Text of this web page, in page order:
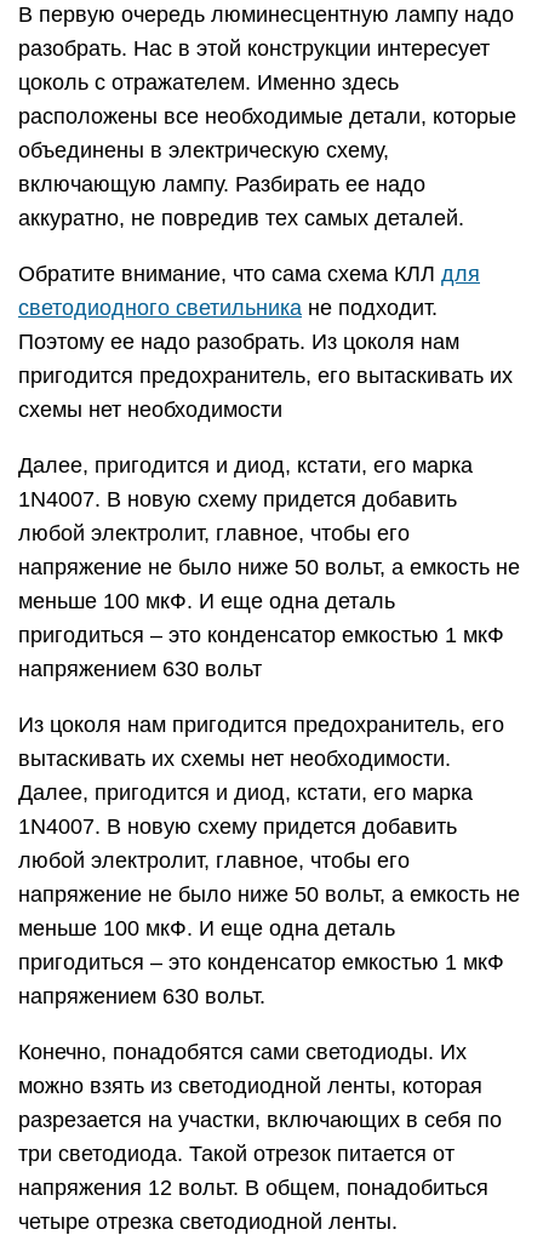
В первую очередь люминесцентную лампу надо
разобрать. Нас в этой конструкции интересует
цоколь с отражателем. Именно здесь
расположены все необходимые детали, которые
объединены в электрическую схему,
включающую лампу. Разбирать ее надо
аккуратно, не повредив тех самых деталей.
Обратите внимание, что сама схема КЛЛ для
светодиодного светильника не подходит.
Поэтому ее надо разобрать. Из цоколя нам
пригодится предохранитель, его вытаскивать их
схемы нет необходимости
Далее, пригодится и диод, кстати, его марка
1N4007. В новую схему придется добавить
любой электролит, главное, чтобы его
напряжение не было ниже 50 вольт, а емкость не
меньше 100 мкФ. И еще одна деталь
пригодиться – это конденсатор емкостью 1 мкФ
напряжением 630 вольт
Из цоколя нам пригодится предохранитель, его
вытаскивать их схемы нет необходимости.
Далее, пригодится и диод, кстати, его марка
1N4007. В новую схему придется добавить
любой электролит, главное, чтобы его
напряжение не было ниже 50 вольт, а емкость не
меньше 100 мкФ. И еще одна деталь
пригодиться – это конденсатор емкостью 1 мкФ
напряжением 630 вольт.
Конечно, понадобятся сами светодиоды. Их
можно взять из светодиодной ленты, которая
разрезается на участки, включающих в себя по
три светодиода. Такой отрезок питается от
напряжения 12 вольт. В общем, понадобиться
четыре отрезка светодиодной ленты.